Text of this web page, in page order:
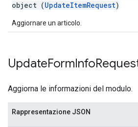
object (UpdateItemRequest)
Aggiornare un articolo.
UpdateFormInfo
Aggiorna le informazioni del modulo.
Rappresentazione JSON